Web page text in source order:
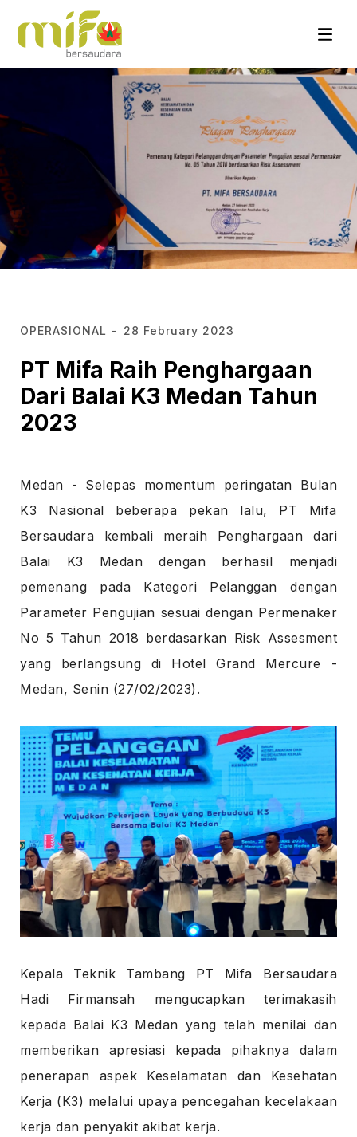
OPERASIONAL - 28 February 2023
PT Mifa Raih Penghargaan
Dari Balai K3 Medan Tahun
2023
Medan - Selepas momentum peringatan Bulan
K3 Nasional beberapa pekan lalu, PT Mifa
Bersaudara kembali meraih Penghargaan dari
Balai K3 Medan dengan berhasil menjadi
pemenang pada Kategori Pelanggan dengan
Parameter Pengujian sesuai dengan Permenaker
No 5 Tahun 2018 berdasarkan Risk Assesment
yang berlangsung di Hotel Grand Mercure -
Medan, Senin (27/02/2023).
Kepala Teknik Tambang PT Mifa Bersaudara
Hadi Firmansah mengucapkan terimakasih
kepada Balai K3 Medan yang telah menilai dan
memberikan apresiasi kepada pihaknya dalam
penerapan aspek Keselamatan dan Kesehatan
Kerja (K3) melalui upaya pencegahan kecelakaan
kerja dan penyakit akibat kerja.